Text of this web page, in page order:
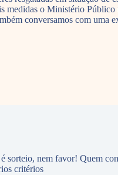
o Ministério
conversamos com uma
sorteio, nem favor! Quem
critérios